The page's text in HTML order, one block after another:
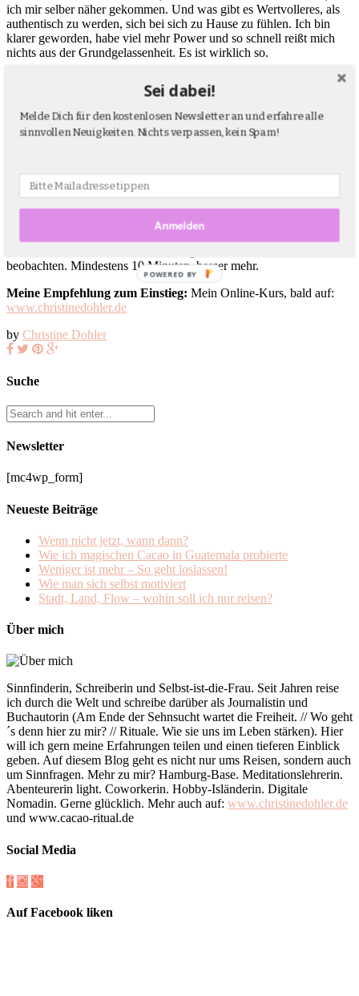
ich mir selber näher gekommen. Und was gibt es Wertvolleres, als
authentisch zu werden, sich bei sich zu Hause zu fühlen. Ich bin
klarer geworden, habe viel mehr Power und so schnell reißt mich
nichts aus der Grundgelassenheit. Es ist wirklich so.
Ich meditiere regelmäßig
in Gruppen und mit Freunden, das baut viel mehr Energie im Raum
auf, von der alle sich was nehmen dürfen. Und das allerwichtigste
sind Lehrer und Mentoren, die schon den Berg ein gutes Stück
hochgeklettert sind und mir sagen können: „Jetzt geht es lieber
klarer, pragmatischer, schnörkelfreier und kraftvoller Weg zur
inneren, eigenen Mitte.
Das Wichtigste, und jetzt kommt das Geheimnis:
beobachten. Mindestens 10 Minuten, besser mehr.
Meine Empfehlung zum Einstieg: Mein Online-Kurs, bald auf:
www.christinedohler.de
by Christine Dohler
Suche
Newsletter
[mc4wp_form]
Neueste Beiträge
Wenn nicht jetzt, wann dann?
Wie ich magischen Cacao in Guatemala probierte
Weniger ist mehr – So geht loslassen!
Wie man sich selbst motiviert
Stadt, Land, Flow – wohin soll ich nur reisen?
Über mich
Sinnfinderin, Schreiberin und Selbst-ist-die-Frau. Seit Jahren reise
ich durch die Welt und schreibe darüber als Journalistin und
Buchautorin (Am Ende der Sehnsucht wartet die Freiheit. // Wo geht
´s denn hier zu mir? // Rituale. Wie sie uns im Leben stärken). Hier
will ich gern meine Erfahrungen teilen und einen tieferen Einblick
geben. Auf diesem Blog geht es nicht nur ums Reisen, sondern auch
um Sinnfragen. Mehr zu mir? Hamburg-Base. Meditationslehrerin.
Abenteurerin light. Coworkerin. Hobby-Isländerin. Digitale
Nomadin. Gerne glücklich. Mehr auch auf: www.christinedohler.de
und www.cacao-ritual.de
Social Media
Auf Facebook liken
Sei dabei!
Melde Dich für den kostenlosen Newsletter an und erfahre alle
sinnvollen Neuigkeiten. Nichts verpassen, kein Spam!
Anmelden
POWERED BY